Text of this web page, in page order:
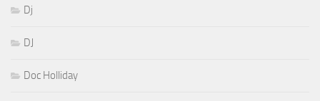
Dj
DJ
Doc Holliday